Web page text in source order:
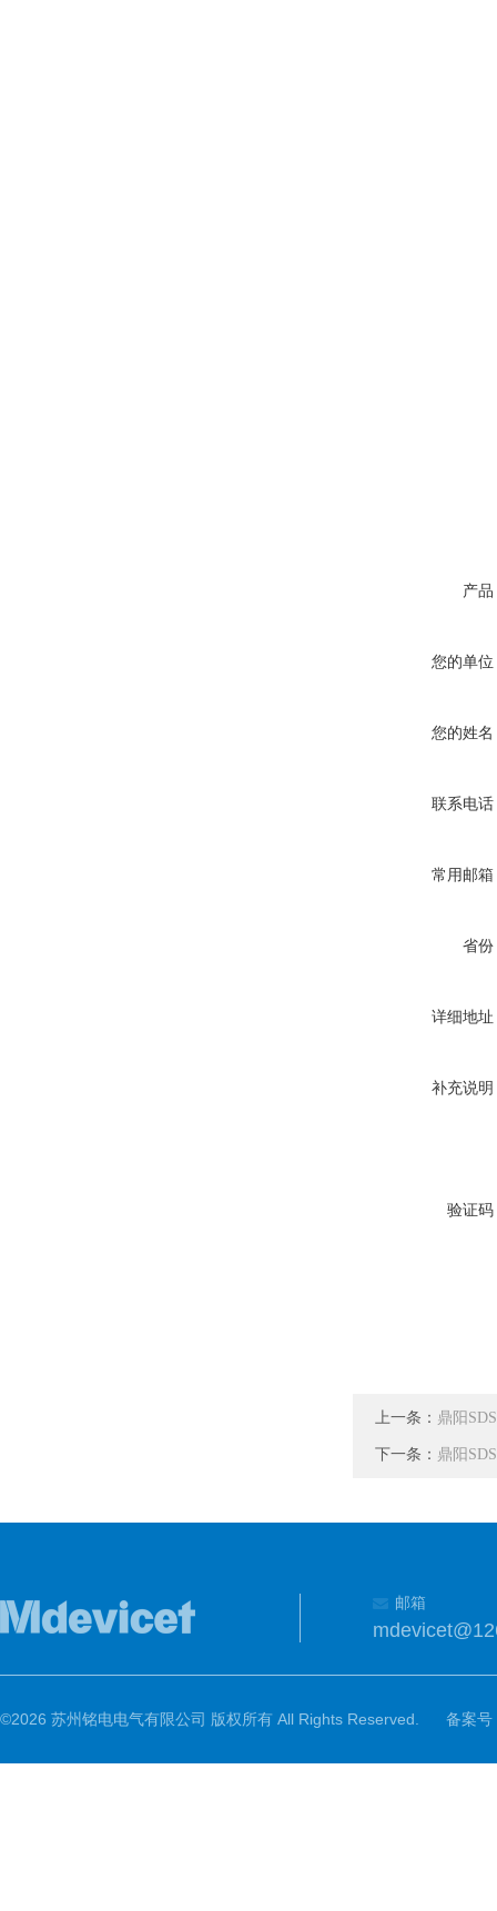
产品
您的单位
您的姓名
联系电话
常用邮箱
省份
详细地址
补充说明
验证码
上一条： 鼎阳
下一条： 鼎阳
邮箱
©2026 苏州铭电电气有限公司 版权所有 All Rights Reserved. 备案号